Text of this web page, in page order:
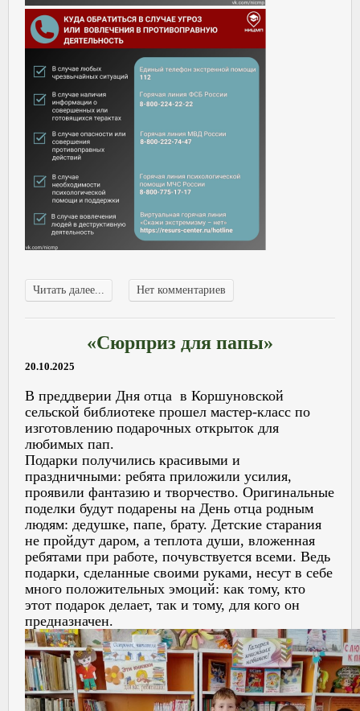
Читать далее... Нет комментариев
«Сюрприз для папы»
20.10.2025
В преддверии Дня отца в Коршуновской
сельской библиотеке прошел мастер-класс по
изготовлению подарочных открыток для
любимых пап.
Подарки получились красивыми и
праздничными: ребята приложили усилия,
проявили фантазию и творчество. Оригинальные
поделки будут подарены на День отца родным
людям: дедушке, папе, брату. Детские старания
не пройдут даром, а теплота души, вложенная
ребятами при работе, почувствуется всеми. Ведь
подарки, сделанные своими руками, несут в себе
много положительных эмоций: как тому, кто
этот подарок делает, так и тому, для кого он
предназначен.